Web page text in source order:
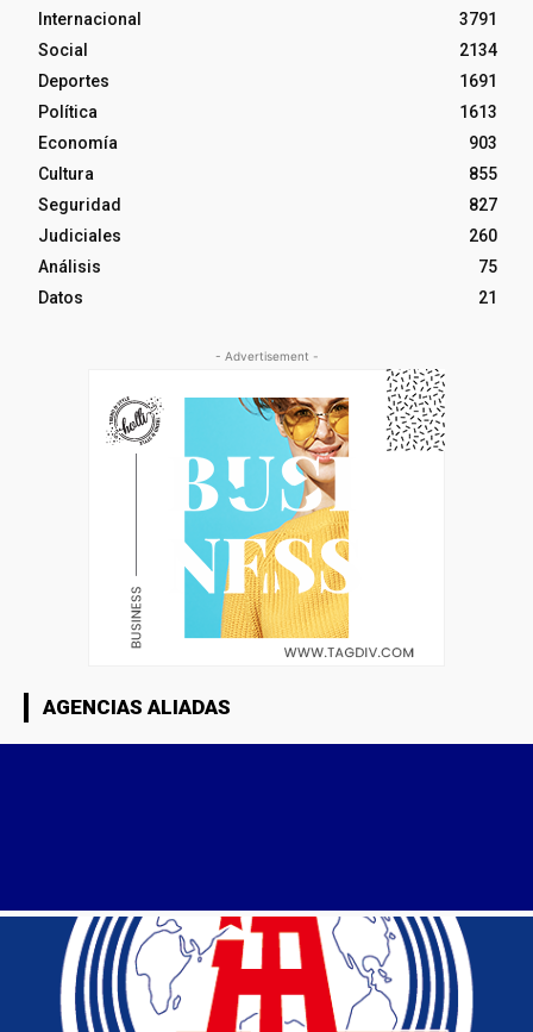
Internacional
3791
Social
2134
Deportes
1691
Política
1613
Economía
903
Cultura
855
Seguridad
827
Judiciales
260
Análisis
75
Datos
21
- Advertisement -
AGENCIAS ALIADAS